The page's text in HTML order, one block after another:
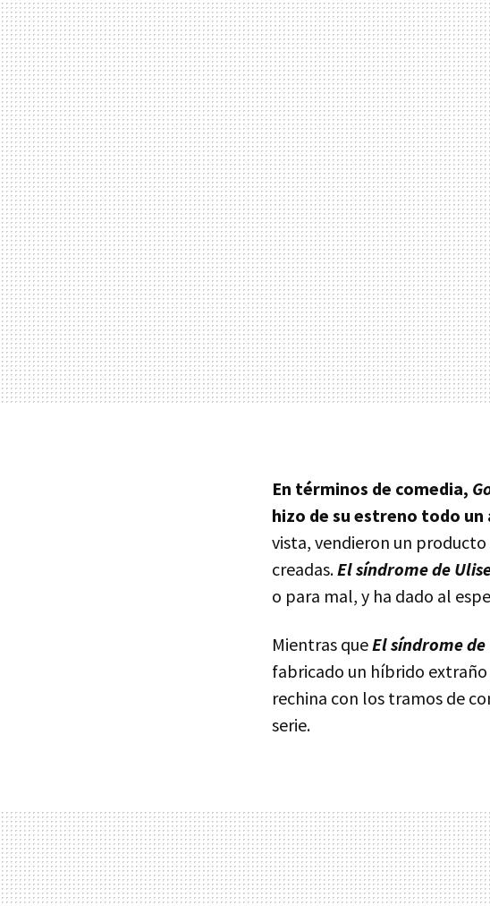
En términos de comedia,
hizo de su estreno todo
vista, vendieron un
creadas.El síndrome de
o para mal, y ha dado al
Mientras queEl síndrome de
fabricado un híbrido
rechina con los tramos de
serie.